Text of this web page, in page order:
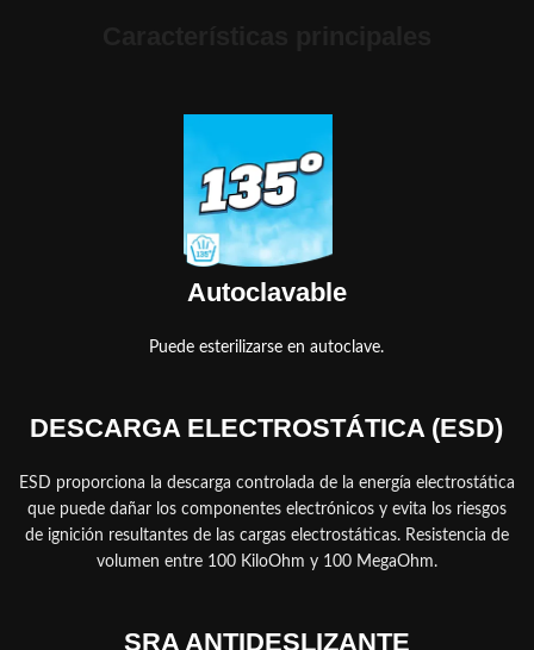
Autoclavable
Puede esterilizarse en autoclave.
DESCARGA ELECTROSTÁTICA (ESD)
ESD proporciona la descarga controlada de la energía electrostática
que puede dañar los componentes electrónicos y evita los riesgos
de ignición resultantes de las cargas electrostáticas. Resistencia de
volumen entre 100 KiloOhm y 100 MegaOhm.
SRA ANTIDESLIZANTE